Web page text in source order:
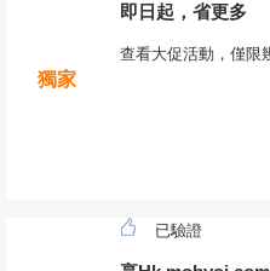
獨家
即日起，省更多
查看大促活動，僅限
已驗證